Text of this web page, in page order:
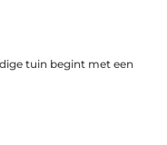
tuin begint met een